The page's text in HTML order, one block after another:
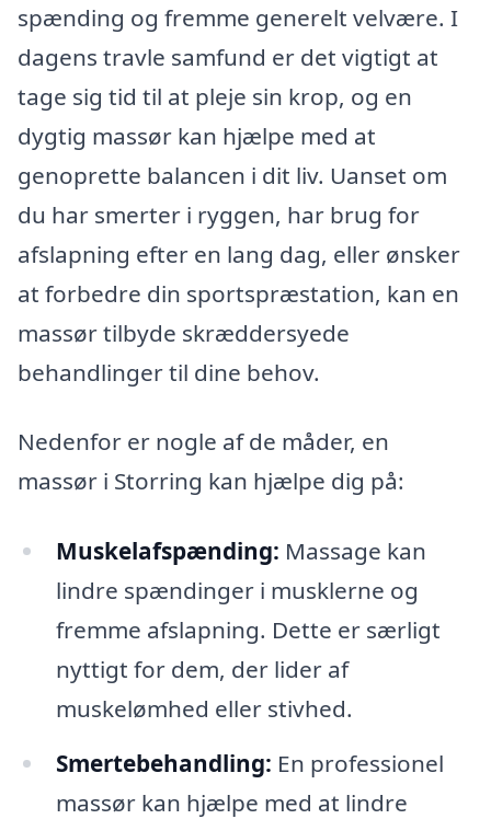
spænding og fremme generelt velvære. I
dagens travle samfund er det vigtigt at
tage sig tid til at pleje sin krop, og en
dygtig massør kan hjælpe med at
genoprette balancen i dit liv. Uanset om
du har smerter i ryggen, har brug for
afslapning efter en lang dag, eller ønsker
at forbedre din sportspræstation, kan en
massør tilbyde skræddersyede
behandlinger til dine behov.
Nedenfor er nogle af de måder, en
massør i Storring kan hjælpe dig på:
Muskelafspænding: Massage kan
lindre spændinger i musklerne og
fremme afslapning. Dette er særligt
nyttigt for dem, der lider af
muskelømhed eller stivhed.
Smertebehandling: En professionel
massør kan hjælpe med at lindre